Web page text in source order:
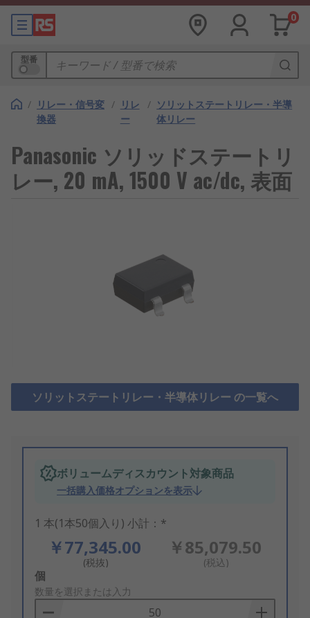
0
型番
/ リレー・信号変
換器
/ リレ
ー
/ ソリットステートリレー・半導
体リレー
Panasonic ソリッドステートリ
レー, 20 mA, 1500 V ac/dc, 表面
ソリットステートリレー・半導体リレー の一覧へ
ボリュームディスカウント対象商品
一括購入価格オプションを表示
1 本(1本50個入り) 小計：*
￥77,345.00
(税抜)
￥85,079.50
(税込)
Add
to
Basket
個
数量を選択または入力